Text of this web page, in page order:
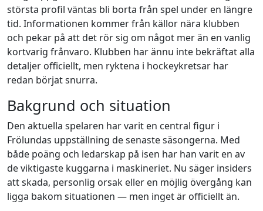
största profil väntas bli borta från spel under en längre
tid. Informationen kommer från källor nära klubben
och pekar på att det rör sig om något mer än en vanlig
kortvarig frånvaro. Klubben har ännu inte bekräftat alla
detaljer officiellt, men ryktena i hockeykretsar har
redan börjat snurra.
Bakgrund och situation
Den aktuella spelaren har varit en central figur i
Frölundas uppställning de senaste säsongerna. Med
både poäng och ledarskap på isen har han varit en av
de viktigaste kuggarna i maskineriet. Nu säger insiders
att skada, personlig orsak eller en möjlig övergång kan
ligga bakom situationen — men inget är officiellt än.